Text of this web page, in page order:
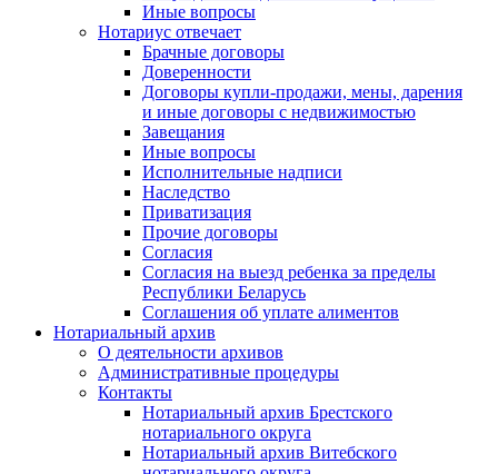
Иные вопросы
Нотариус отвечает
Брачные договоры
Доверенности
Договоры купли-продажи, мены, дарения
и иные договоры с недвижимостью
Завещания
Иные вопросы
Исполнительные надписи
Наследство
Приватизация
Прочие договоры
Согласия
Согласия на выезд ребенка за пределы
Республики Беларусь
Соглашения об уплате алиментов
Нотариальный архив
О деятельности архивов
Административные процедуры
Контакты
Нотариальный архив Брестского
нотариального округа
Нотариальный архив Витебского